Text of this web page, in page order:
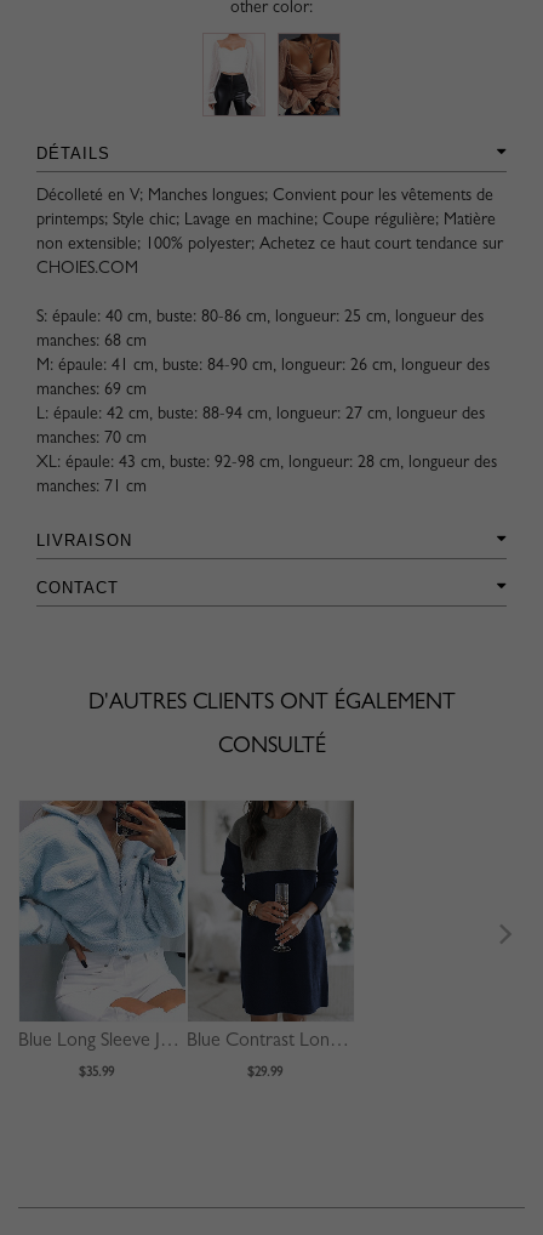
other color:
DÉTAILS
Décolleté en V; Manches longues; Convient pour les vêtements de
printemps; Style chic; Lavage en machine; Coupe régulière; Matière
non extensible; 100% polyester; Achetez ce haut court tendance sur
CHOIES.COM
S: épaule: 40 cm, buste: 80-86 cm, longueur: 25 cm, longueur des
manches: 68 cm
M: épaule: 41 cm, buste: 84-90 cm, longueur: 26 cm, longueur des
manches: 69 cm
L: épaule: 42 cm, buste: 88-94 cm, longueur: 27 cm, longueur des
manches: 70 cm
XL: épaule: 43 cm, buste: 92-98 cm, longueur: 28 cm, longueur des
manches: 71 cm
LIVRAISON
CONTACT
D'AUTRES CLIENTS ONT ÉGALEMENT
CONSULTÉ
Blue Long Sleeve Jacket
$35.99
Blue Contrast Long Sleeve Mini Dress
$29.99